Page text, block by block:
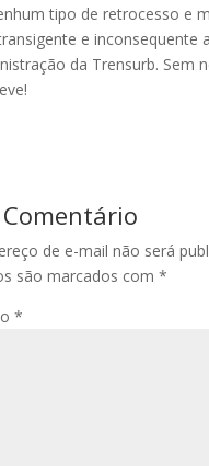
tipo de retrocesso e
e inconsequente
da Trensurb. Sem
de e-mail não será
são marcados com *
*